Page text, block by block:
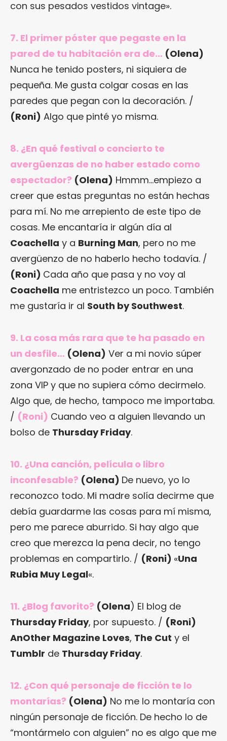
con sus pesados vestidos vintage».
7. El primer póster que pegaste en la
pared de tu habitación era de… (Olena)
Nunca he tenido posters, ni siquiera de
pequeña. Me gusta colgar cosas en las
paredes que pegan con la decoración. /
(Roni) Algo que pinté yo misma.
8. ¿En qué festival o concierto te
avergüenzas de no haber estado como
espectador? (Olena) Hmmm…empiezo a
creer que estas preguntas no están hechas
para mí. No me arrepiento de este tipo de
cosas. Me encantaría ir algún día al
Coachella y a Burning Man, pero no me
avergüenzo de no haberlo hecho todavía. /
(Roni) Cada año que pasa y no voy al
Coachella me entristezco un poco. También
me gustaría ir al South by Southwest.
9. La cosa más rara que te ha pasado en
un desfile… (Olena) Ver a mi novio súper
avergonzado de no poder entrar en una
zona VIP y que no supiera cómo decirmelo.
Algo que, de hecho, tampoco me importaba.
/ (Roni) Cuando veo a alguien llevando un
bolso de Thursday Friday.
10. ¿Una canción, película o libro
inconfesable? (Olena) De nuevo, yo lo
reconozco todo. Mi madre solía decirme que
debía guardarme las cosas para mí misma,
pero me parece aburrido. Si hay algo que
creo que merezca la pena decir, no tengo
problemas en compartirlo. / (Roni) «Una
Rubia Muy Legal«.
11. ¿Blog favorito? (Olena) El blog de
Thursday Friday, por supuesto. / (Roni)
AnOther Magazine Loves, The Cut y el
Tumblr de Thursday Friday.
12. ¿Con qué personaje de ficción te lo
montarías? (Olena) No me lo montaría con
ningún personaje de ficción. De hecho lo de
“montármelo con alguien” no es algo que me